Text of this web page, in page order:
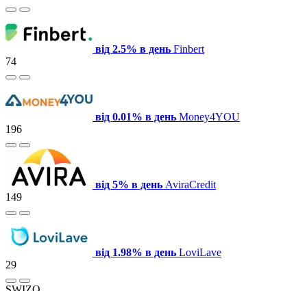
від 2.5% в день Finbert
74
від 0.01% в день Money4YOU
196
від 5% в день AviraCredit
149
від 1.98% в день LoviLave
29